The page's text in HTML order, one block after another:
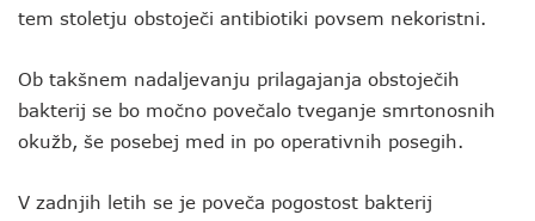
tem stoletju obstoječi antibiotiki povsem nekoristni.
Ob takšnem nadaljevanju prilagajanja obstoječih
bakterij se bo močno povečalo tveganje smrtonosnih
okužb, še posebej med in po operativnih posegih.
V zadnjih letih se je poveča pogostost bakterij